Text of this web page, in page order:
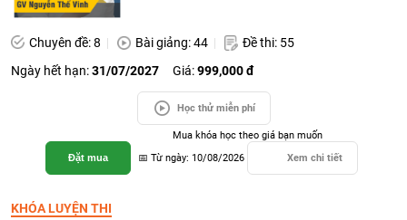
Chuyên đề: 8 Bài giảng: 44
Đề thi: 55
Ngày hết hạn:31/07/2027 Giá:999,000 đ
Học thử miễn phí
Đặt mua
Mua khóa học theo giá bạn muốn
📅 Từ ngày: 10/08/2026
Xem chi tiết
KHÓA LUYỆN THI